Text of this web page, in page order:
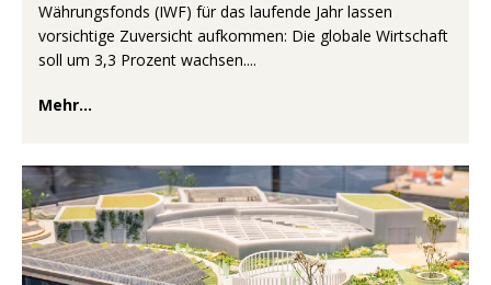
Währungsfonds (IWF) für das laufende Jahr lassen
vorsichtige Zuversicht aufkommen: Die globale Wirtschaft
soll um 3,3 Prozent wachsen....
Mehr...